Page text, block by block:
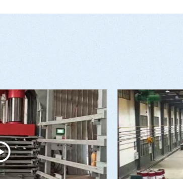
Лущильный станок
(комбинированный)
HARTMANN PRIME BX-17G
3 624 000 ₽
3 736 000 ₽
Артикул: 3088
Длина чурака: до 1700 мм